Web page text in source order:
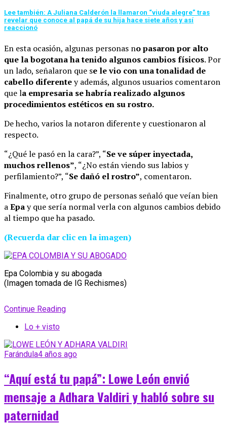
Lee también: A Juliana Calderón la llamaron “viuda alegre” tras
revelar que conoce al papá de su hija hace siete años y así
reaccionó
En esta ocasión, algunas personas no pasaron por alto
que la bogotana ha tenido algunos cambios físicos. Por
un lado, señalaron que se le vio con una tonalidad de
cabello diferentey además, algunos usuarios comentaron
que la empresaria se habría realizado algunos
procedimientos estéticos en su rostro.
De hecho, varios la notaron diferente y cuestionaron al
respecto.
“¿Qué le pasó en la cara?”, “Se ve súper inyectada,
muchos rellenos”, “¿No están viendo sus labios y
perfilamiento?”, “Se dañó el rostro”, comentaron.
Finalmente, otro grupo de personas señaló que veían bien
aEpay que sería normal verla con algunos cambios debido
al tiempo que ha pasado.
(Recuerda dar clic en la imagen)
Epa Colombia y su abogada
(Imagen tomada de IG Rechismes)
Continue Reading
Lo + visto
Farándula4 años ago
“Aquí está tu papá”: Lowe León envió
mensaje a Adhara Valdiri y habló sobre su
paternidad